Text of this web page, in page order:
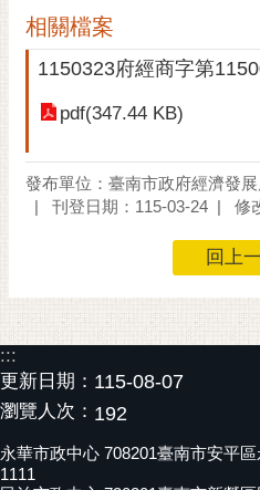
黃
偉
花
泉
網
站
導
覽
訂
相關檔案
1150323府經商字第
pdf(347.44 KB)
發布單位：臺南市政府經濟發
刊登日期：115-03-24
修
回上
:::
更新日期： 115-08-07
瀏覽人次： 192
永華市政中心 708201臺南市安平
1111